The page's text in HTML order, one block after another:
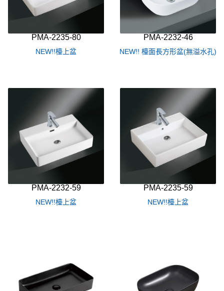
45cm以下(26)
61cm以上(7)
PMA-2235-80
NEW!!檯上盆
PMA-2232-46
NEW!! 檯面長方形盆(無溢水孔)
PMA-2232-59
NEW!!檯上盆
PMA-2235-59
NEW!!檯上盆